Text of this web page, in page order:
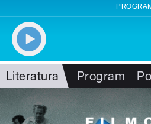
Literatura Program